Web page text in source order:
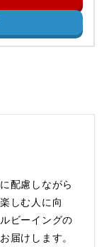
配慮しながら
しむ人に向
ビーイングの
届けします。